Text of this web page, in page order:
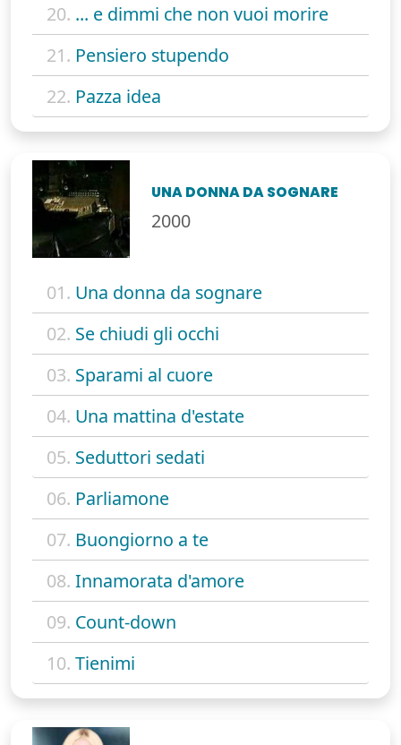
20. ... e dimmi che non vuoi morire
21. Pensiero stupendo
22. Pazza idea
UNA DONNA DA SOGNARE
2000
01. Una donna da sognare
02. Se chiudi gli occhi
03. Sparami al cuore
04. Una mattina d'estate
05. Seduttori sedati
06. Parliamone
07. Buongiorno a te
08. Innamorata d'amore
09. Count-down
10. Tienimi